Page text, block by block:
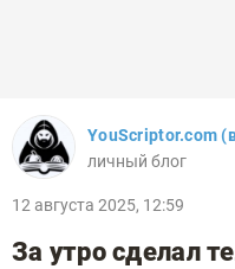
YouScriptor.com
личный блог
12 августа 2025, 12:59
За утро сделал